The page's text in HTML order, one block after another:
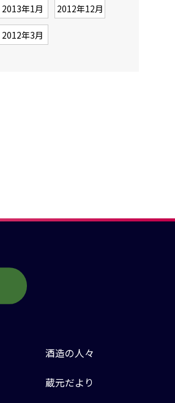
2013年1月 2012年12月
2012年3月
酒造の人々
蔵元だより